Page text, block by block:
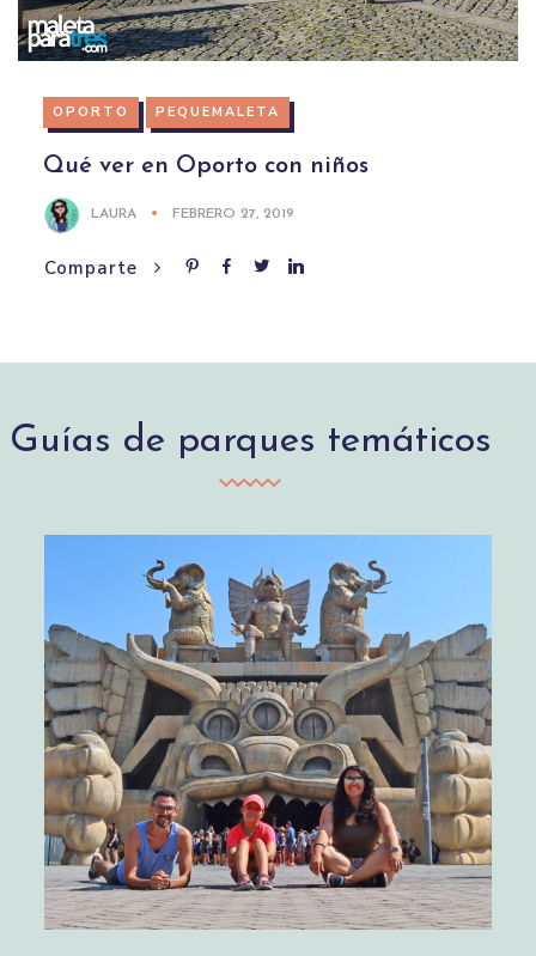
OPORTO PEQUEMALETA
Qué ver en Oporto con niños
LAURA FEBRERO 27, 2019
Comparte
Guías de parques temáticos